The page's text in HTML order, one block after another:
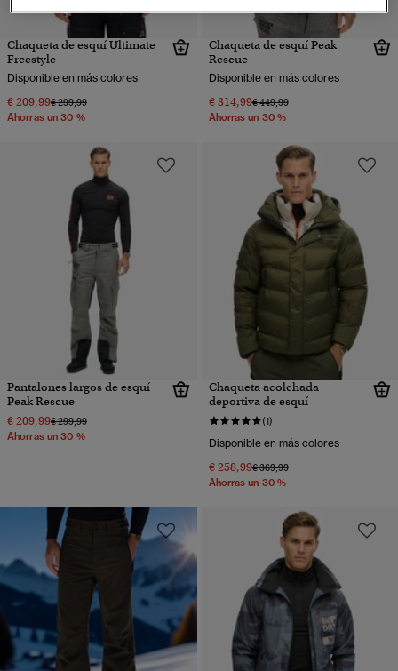
Chaqueta de esquí Ultimate
Freestyle
Disponible en más colores
€ 209,99Precio rebajado de
€ 299,99a
Ahorras un 30 %
Chaqueta de esquí Peak
Rescue
Disponible en más colores
€ 314,99Precio rebajado de
€ 449,99a
Ahorras un 30 %
Pantalones largos de esquí
Peak Rescue
€ 209,99Precio rebajado de
€ 299,99a
Ahorras un 30 %
Chaqueta acolchada
deportiva de esquí
(1)
Disponible en más colores
€ 258,99Precio rebajado de
€ 369,99a
Ahorras un 30 %